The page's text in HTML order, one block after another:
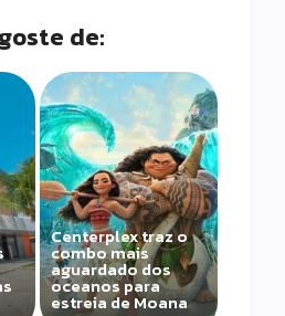
de:
Centerplex traz o
combo mais
aguardado dos
oceanos para
estreia de Moana